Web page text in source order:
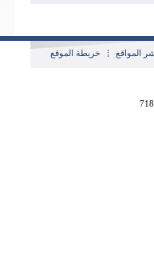
المواقع خريطة الموقع